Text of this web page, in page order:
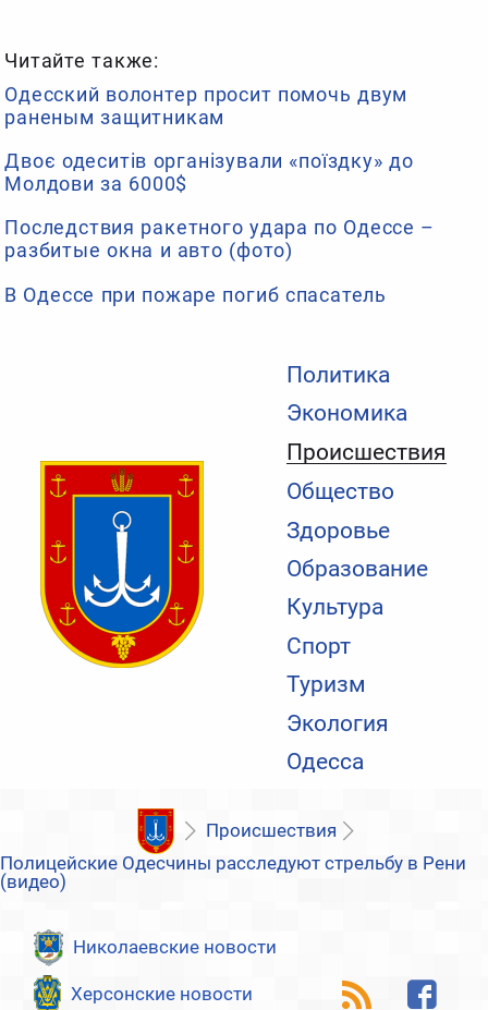
Политика
Экономика
Происшествия
Общество
Здоровье
Образование
Культура
Спорт
Туризм
Экология
Одесса
Читайте также:
Одесский волонтер просит помочь двум
раненым защитникам
Двоє одеситів організували «поїздку» до
Молдови за 6000$
Последствия ракетного удара по Одессе –
разбитые окна и авто (фото)
В Одессе при пожаре погиб спасатель
Происшествия
Полицейские Одесчины расследуют стрельбу в Рени
(видео)
Николаевские новости
Херсонские новости